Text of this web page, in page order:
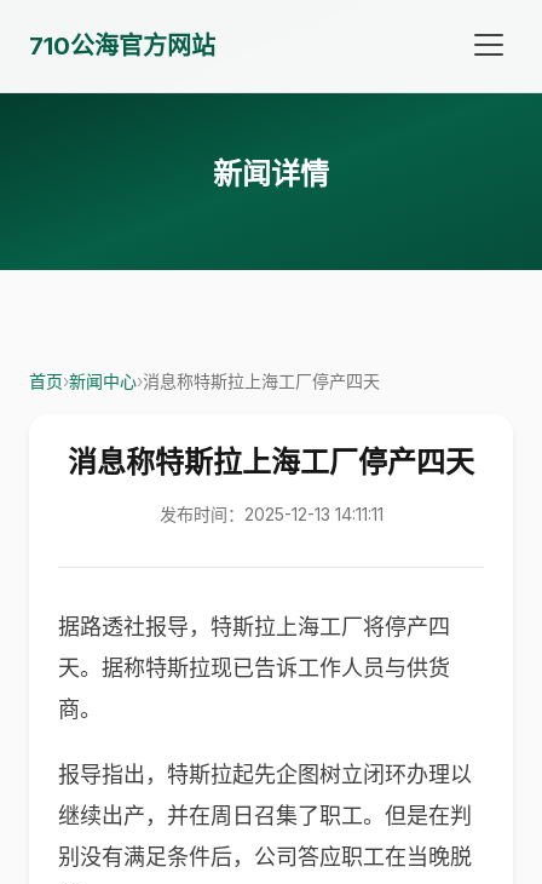
710公海官方网站
新闻详情
首页›新闻中心›消息称特斯拉上海工厂停产四天
消息称特斯拉上海工厂停产四天
发布时间：2025-12-13 14:11:11
据路透社报导，特斯拉上海工厂将停产四
天。据称特斯拉现已告诉工作人员与供货
商。
报导指出，特斯拉起先企图树立闭环办理以
继续出产，并在周日召集了职工。但是在判
别没有满足条件后，公司答应职工在当晚脱